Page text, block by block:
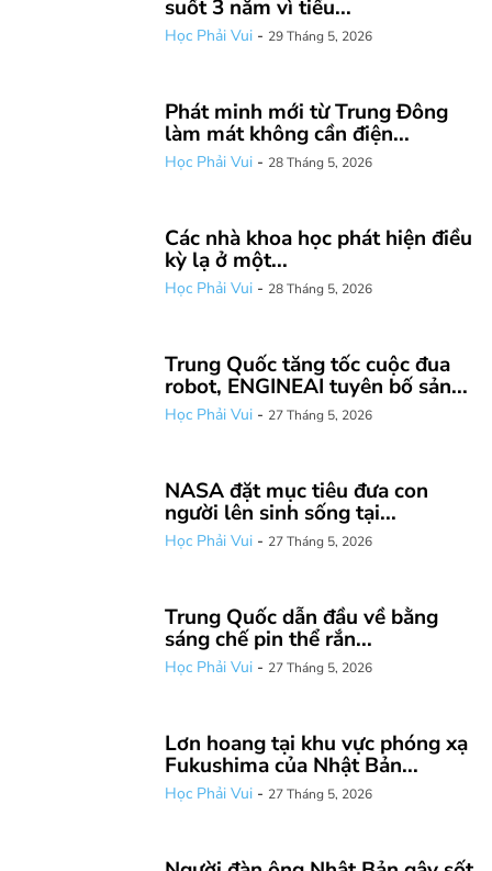
suốt 3 năm vì tiểu...
Học Phải Vui - 29 Tháng 5, 2026
Phát minh mới từ Trung Đông
làm mát không cần điện...
Học Phải Vui - 28 Tháng 5, 2026
Các nhà khoa học phát hiện điều
kỳ lạ ở một...
Học Phải Vui - 28 Tháng 5, 2026
Trung Quốc tăng tốc cuộc đua
robot, ENGINEAI tuyên bố sản...
Học Phải Vui - 27 Tháng 5, 2026
NASA đặt mục tiêu đưa con
người lên sinh sống tại...
Học Phải Vui - 27 Tháng 5, 2026
Trung Quốc dẫn đầu về bằng
sáng chế pin thể rắn...
Học Phải Vui - 27 Tháng 5, 2026
Lơn hoang tại khu vực phóng xạ
Fukushima của Nhật Bản...
Học Phải Vui - 27 Tháng 5, 2026